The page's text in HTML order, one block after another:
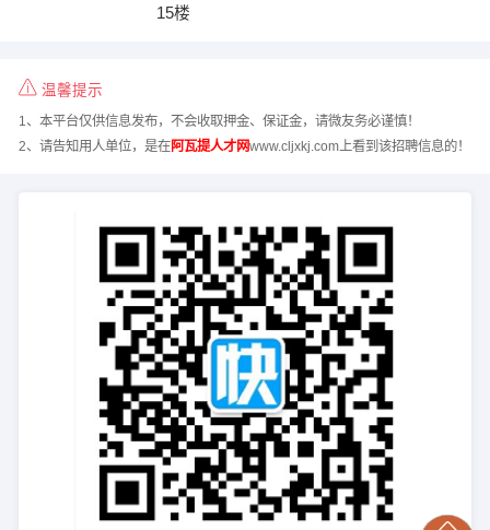
15楼
温馨提示
1、本平台仅供信息发布，不会收取押金、保证金，请微友务必谨慎！
2、请告知用人单位，是在阿瓦提人才网www.cljxkj.com上看到该招聘信息的！